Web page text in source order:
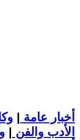
أخبار عامة |
الأدب والفن |